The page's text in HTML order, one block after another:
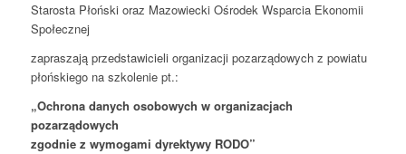
Starosta Płoński oraz Mazowiecki Ośrodek Wsparcia Ekonomii
Społecznej
zapraszają przedstawicieli organizacji pozarządowych z powiatu
płońskiego na szkolenie pt.:
„Ochrona danych osobowych w organizacjach
pozarządowych
zgodnie z wymogami dyrektywy RODO”